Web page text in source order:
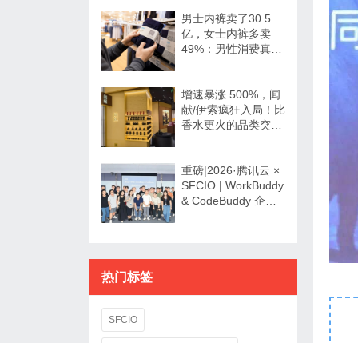
男士内裤卖了30.5
亿，女士内裤多卖
49%：男性消费真的
增速暴涨 500%，闻
献/伊索疯狂入局！比
香水更火的品类突然
重磅|2026·腾讯云 ×
SFCIO | WorkBuddy
& CodeBuddy 企业
热门标签
SFCIO